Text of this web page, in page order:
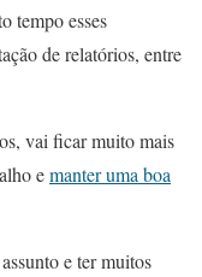
tempo esses
de relatórios, entre
vai ficar muito mais
emanter uma boa
e ter muitos